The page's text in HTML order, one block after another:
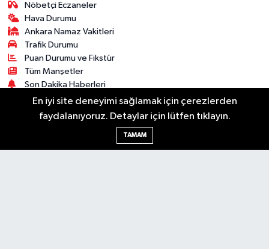
Nöbetçi Eczaneler
Hava Durumu
Ankara Namaz Vakitleri
Trafik Durumu
Puan Durumu ve Fikstür
Tüm Manşetler
Son Dakika Haberleri
Haber Arşivi
Künye
Bilim & Teknoloji
En iyi site deneyimi sağlamak için çerezlerden
faydalanıyoruz. Detaylar için lütfen tıklayın.
TAMAM